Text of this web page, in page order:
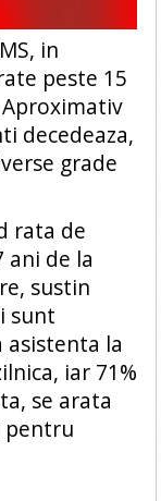
in
peste 15
Aproximativ
decedeaza,
grade
rata de
ani de la
sustin
sunt
la
iar 71%
se arata
pentru